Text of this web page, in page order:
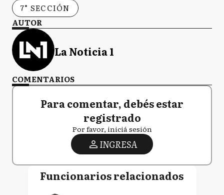
7° SECCIÓN
AUTOR
La Noticia 1
COMENTARIOS
Para comentar, debés estar
registrado
Por favor, iniciá sesión
INGRESA
Funcionarios relacionados